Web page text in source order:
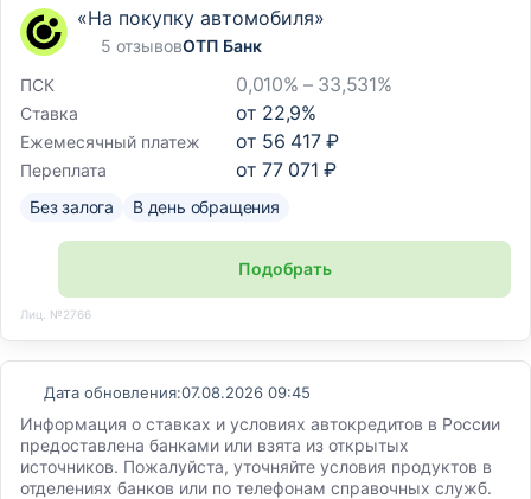
«На покупку автомобиля»
5 отзывовОТП Банк
ПСК
0,010% – 33,531%
Ставка от 22,9%
Ежемесячный платеж от 56 417 ₽
Переплата от77 071 ₽
Без залога В день обращения
Подобрать
Лиц. №2766
Дата обновления:07.08.2026 09:45
Информация о ставках и условиях автокредитов в России
предоставлена банками или взята из открытых
источников. Пожалуйста, уточняйте условия продуктов в
отделениях банков или по телефонам справочных служб.